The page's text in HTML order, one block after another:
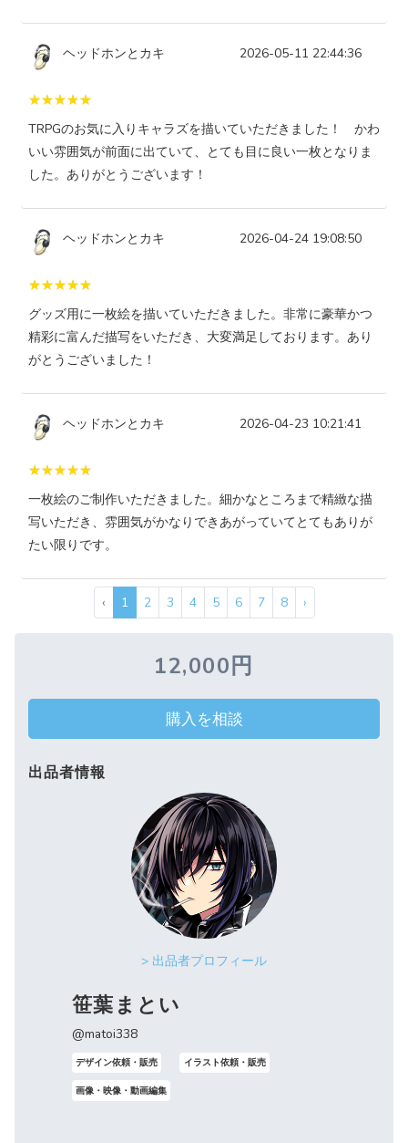
ヘッドホンとカキ 2026-05-11 22:44:36
TRPGのお気に入りキャラズを描いていただきました！ かわ
いい雰囲気が前面に出ていて、とても目に良い一枚となりま
した。ありがとうございます！
ヘッドホンとカキ 2026-04-24 19:08:50
グッズ用に一枚絵を描いていただきました。非常に豪華かつ
精彩に富んだ描写をいただき、大変満足しております。あり
がとうございました！
ヘッドホンとカキ 2026-04-23 10:21:41
一枚絵のご制作いただきました。細かなところまで精緻な描
写いただき、雰囲気がかなりできあがっていてとてもありが
たい限りです。
‹ 1 2 3 4 5 6 7 8 ›
12,000円
購入を相談
出品者情報
> 出品者プロフィール
笹葉まとい
@matoi338
デザイン依頼・販売 イラスト依頼・販売
画像・映像・動画編集